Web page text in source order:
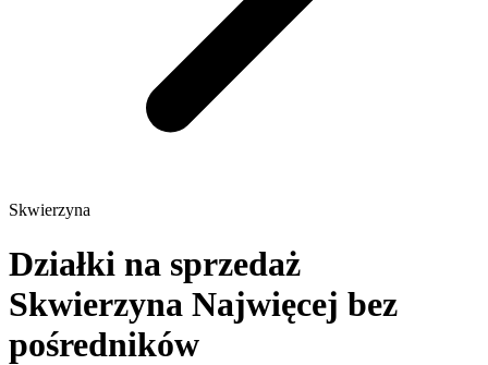
Skwierzyna
Działki na sprzedaż
Skwierzyna Najwięcej bez
pośredników